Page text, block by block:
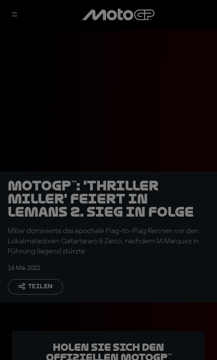
MotoGP™: 'Thriller
Miller' feiert in
LeMans 2. Sieg in Folge
Miller dominierte das epochale Flag-to-Flag Rennen vor den
Lokalmatadoren Qatartararo & Zarco, nachdem M.Marquez in
Führung liegend stürzte
16 Mai 2021
TEILEN
Holen Sie sich den
offiziellen MotoGP™